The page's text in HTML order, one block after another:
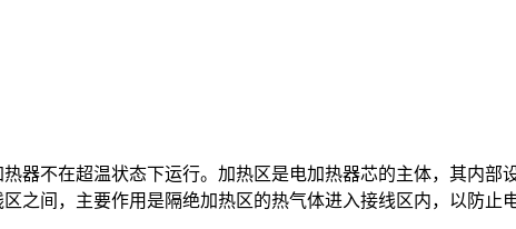
器不在超温状态下运行。加热区是电加热器芯的主体，其内部
之间，主要作用是隔绝加热区的热气体进入接线区内，以防